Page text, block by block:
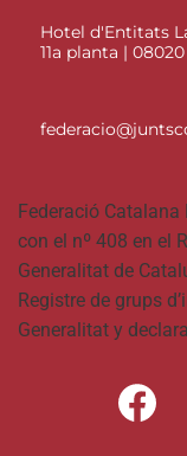
Hotel d'Entitats
11a planta |
Federació
con el nº 408 en el
Generalitat de
Registre de grups
Generalitat y